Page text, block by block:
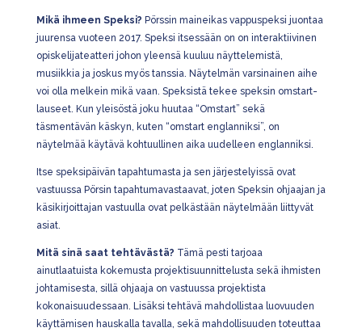
Mikä ihmeen Speksi? Pörssin maineikas vappuspeksi juontaa
juurensa vuoteen 2017. Speksi itsessään on on interaktiivinen
opiskelijateatteri johon yleensä kuuluu näyttelemistä,
musiikkia ja joskus myös tanssia. Näytelmän varsinainen aihe
voi olla melkein mikä vaan. Speksistä tekee speksin omstart-
lauseet. Kun yleisöstä joku huutaa “Omstart” sekä
täsmentävän käskyn, kuten “omstart englanniksi”, on
näytelmää käytävä kohtuullinen aika uudelleen englanniksi.
Itse speksipäivän tapahtumasta ja sen järjestelyissä ovat
vastuussa Pörsin tapahtumavastaavat, joten Speksin ohjaajan ja
käsikirjoittajan vastuulla ovat pelkästään näytelmään liittyvät
asiat.
Mitä sinä saat tehtävästä? Tämä pesti tarjoaa
ainutlaatuista kokemusta projektisuunnittelusta sekä ihmisten
johtamisesta, sillä ohjaaja on vastuussa projektista
kokonaisuudessaan. Lisäksi tehtävä mahdollistaa luovuuden
käyttämisen hauskalla tavalla, sekä mahdollisuuden toteuttaa